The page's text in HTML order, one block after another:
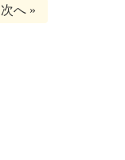
次へ »